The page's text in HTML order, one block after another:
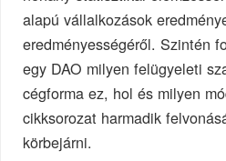
alapú vállalkozások
eredményességéről. Szintén
egy DAO milyen felügyeleti
cégforma ez, hol és milyen
cikksorozat harmadik
körbejárni.